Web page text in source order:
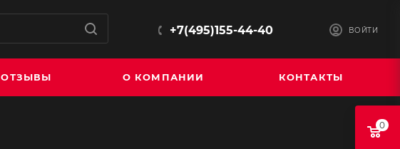
ВОЙТИ
+7(495)155-44-40
ОТЗЫВЫ О КОМПАНИИ КОНТАКТЫ
0